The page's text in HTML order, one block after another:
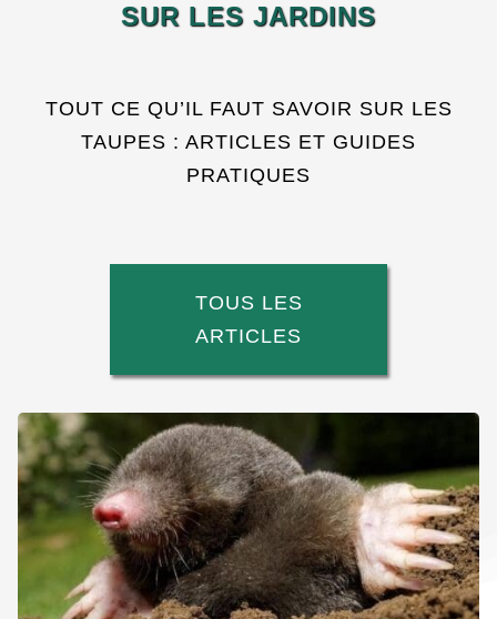
SUR LES JARDINS
TOUT CE QU’IL FAUT SAVOIR SUR LES
TAUPES : ARTICLES ET GUIDES
PRATIQUES
TOUS LES
ARTICLES